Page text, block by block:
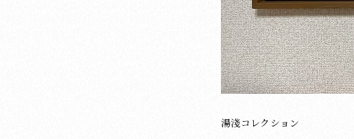
湯淺コレクション